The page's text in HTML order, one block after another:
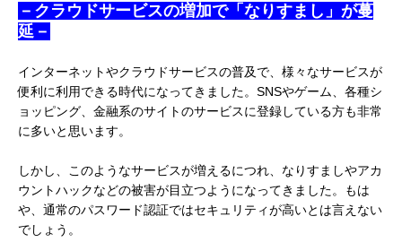
－クラウドサービスの増加で「なりすまし」が蔓
延－
インターネットやクラウドサービスの普及で、様々なサービスが
便利に利用できる時代になってきました。SNSやゲーム、各種シ
ョッピング、金融系のサイトのサービスに登録している方も非常
に多いと思います。
しかし、このようなサービスが増えるにつれ、なりすましやアカ
ウントハックなどの被害が目立つようになってきました。もは
や、通常のパスワード認証ではセキュリティが高いとは言えない
でしょう。